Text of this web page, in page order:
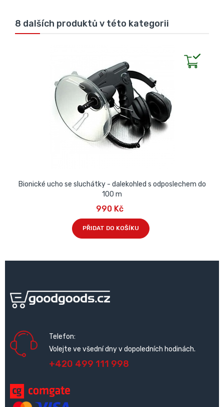
8 dalších produktů v této kategorii
Bionické ucho se sluchátky - dalekohled s odposlechem do
100 m
990 Kč
PŘIDAT DO KOŠÍKU
Telefon:
Volejte ve všední dny v dopoledních hodinách.
+420 499 111 998